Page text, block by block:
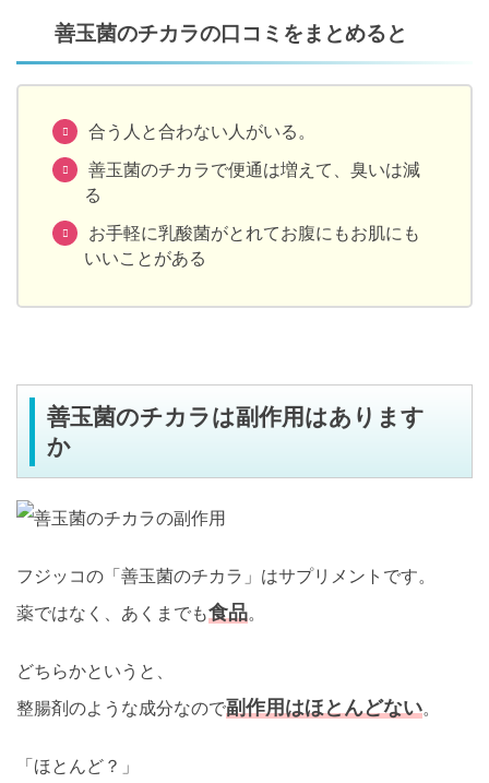
善玉菌のチカラの口コミをまとめると
合う人と合わない人がいる。
善玉菌のチカラで便通は増えて、臭いは減
る
お手軽に乳酸菌がとれてお腹にもお肌にも
いいことがある
善玉菌のチカラは副作用はあります
か
フジッコの「善玉菌のチカラ」はサプリメントです。
薬ではなく、あくまでも食品。
どちらかというと、
整腸剤のような成分なので副作用はほとんどない。
「ほとんど？」